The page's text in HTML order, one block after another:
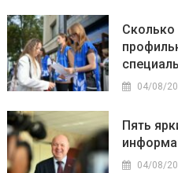
Сколько
04/08/
Пять
04/08/